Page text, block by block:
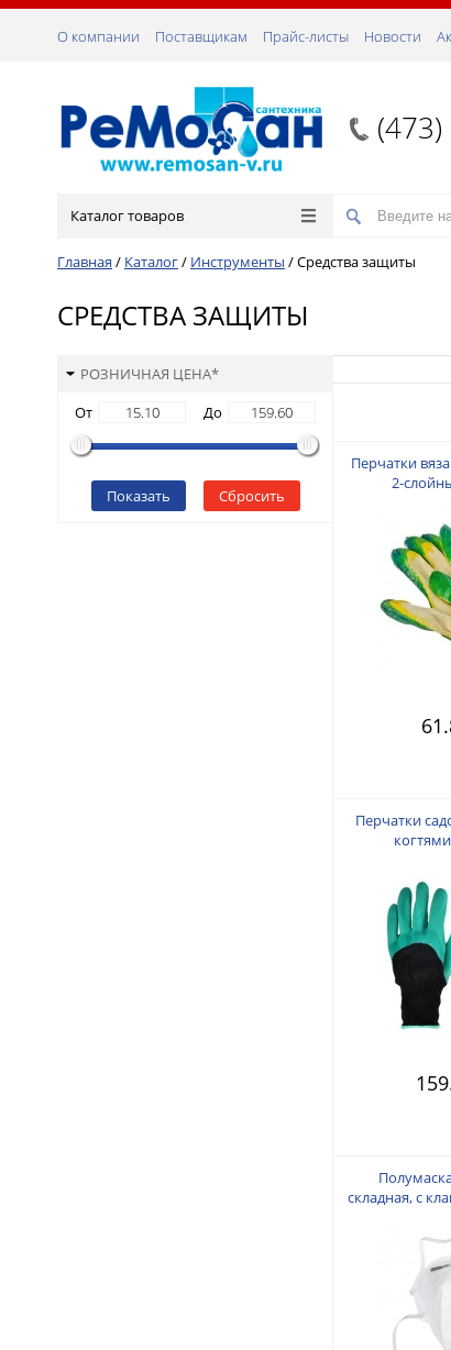
О компании Поставщикам Прайс-листы Новости
Каталог товаров
Главная / Каталог/ Инструменты /Средства защиты
СРЕДСТВА ЗАЩИТЫ
РОЗНИЧНАЯ ЦЕНА*
От
До
Показать Сбросить
Перчатки
2-
Перчатки
(75-
складная, с